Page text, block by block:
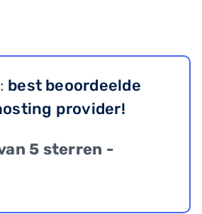
best beoordeelde
provider!
5 sterren -